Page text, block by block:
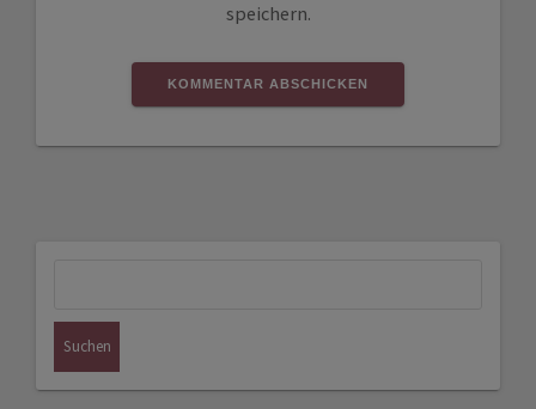
speichern.